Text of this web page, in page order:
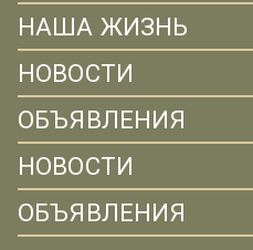
НАША ЖИЗНЬ
НОВОСТИ
ОБЪЯВЛЕНИЯ
НОВОСТИ
ОБЪЯВЛЕНИЯ